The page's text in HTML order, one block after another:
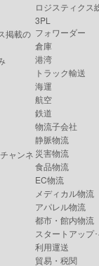
掲載の
ャンネ
ロジスティクス
3PL
フォワーダー
倉庫
港湾
トラック輸送
海運
航空
鉄道
物流子会社
静脈物流
災害物流
食品物流
EC物流
メディカル物流
アパレル物流
都市・館内物流
スタートアップ
利用運送
貿易・税関